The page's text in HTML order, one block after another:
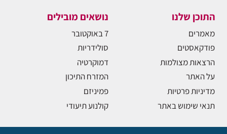
התוכן שלנו
מאמרים
פודקאסטים
הרצאות מצולמות
על האתר
מדיניות פרטיות
תנאי שימוש באתר
נושאים מובילים
7 באוקטובר
סולידריות
דמוקרטיה
המזרח התיכון
פמיניזם
קולנוע תיעודי